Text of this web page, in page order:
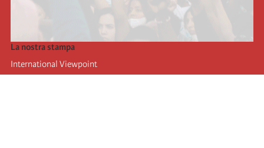
La nostra stampa
International Viewpoint